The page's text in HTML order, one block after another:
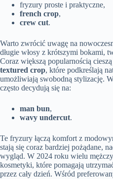
fryzury proste i praktyczne,
french crop,
crew cut.
Warto zwrócić uwagę na
długie włosy z krótszymi bokami,
Coraz większą popularnością
textured crop, które podkreślają
umożliwiają swobodną stylizację.
często decydują się na:
man bun,
wavy undercut.
Te fryzury łączą komfort z
stają się coraz bardziej pożądane,
wygląd. W 2024 roku wielu
kosmetyki, które pomagają
przez cały dzień. Wśród